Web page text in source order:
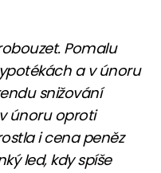
Pomalu
a v únoru
snižování
únoru oproti
i cena peněz
led, kdy spíše